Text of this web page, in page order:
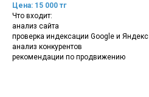
Цена: 15 000 тг
Что входит:
анализ сайта
проверка индексации Google и Яндекс
анализ конкурентов
рекомендации по продвижению